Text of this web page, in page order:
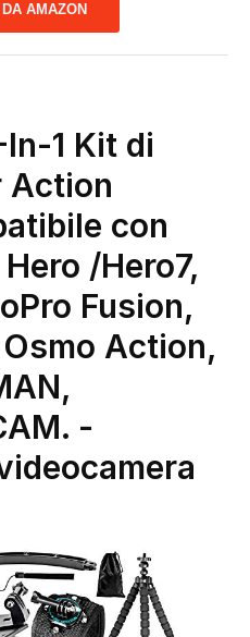
AMAZON
1 Kit di
Action
con
/Hero7,
Fusion,
Action,
-